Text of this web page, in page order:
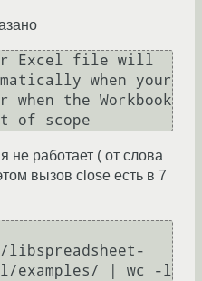
Excel file will
when your
when the Workbook
of scope
не работает ( от слова
вызов close есть в 7
libspreadsheet-
examples/ | wc -l